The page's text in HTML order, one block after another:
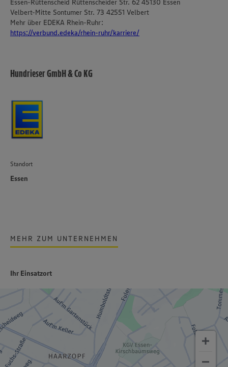
Essen-Rüttenscheid Rüttenscheider Str. 62 45130 Essen
Velbert-Mitte Sontumer Str. 73 42551 Velbert
Mehr über EDEKA Rhein-Ruhr:
https://verbund.edeka/rhein-ruhr/karriere/
Hundrieser GmbH & Co KG
Standort
Essen
MEHR ZUM UNTERNEHMEN
Ihr Einsatzort